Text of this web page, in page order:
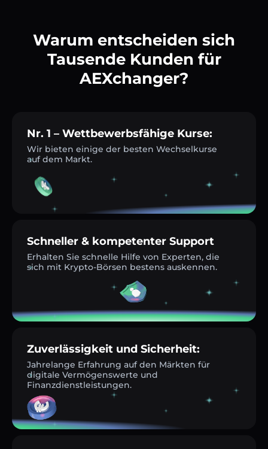
Warum entscheiden sich
Tausende Kunden für
AEXchanger?
Nr. 1 – Wettbewerbsfähige Kurse:
Wir bieten einige der besten Wechselkurse
auf dem Markt.
Schneller & kompetenter Support
Erhalten Sie schnelle Hilfe von Experten, die
sich mit Krypto-Börsen bestens auskennen.
Zuverlässigkeit und Sicherheit:
Jahrelange Erfahrung auf den Märkten für
digitale Vermögenswerte und
Finanzdienstleistungen.